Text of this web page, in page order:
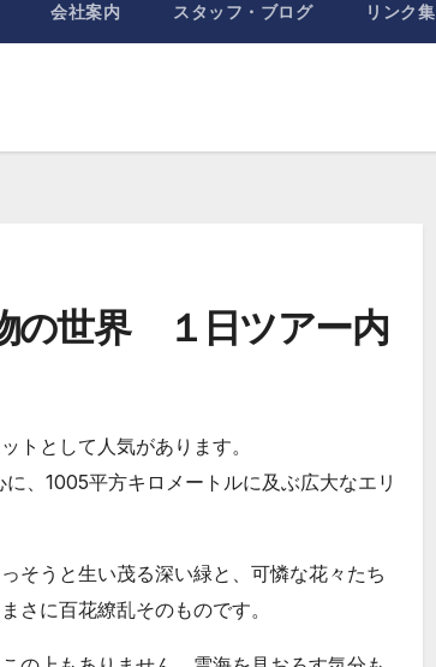
会社案内 スタッフ・ブログ リンク集
の世界 １日ツアー内
トとして人気があります。
、1005平方キロメートルに及ぶ広大なエリ
そうと生い茂る深い緑と、可憐な花々たち
さに百花繚乱そのものです。